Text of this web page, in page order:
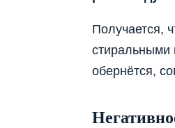
Получается,
стиральными
обернётся,